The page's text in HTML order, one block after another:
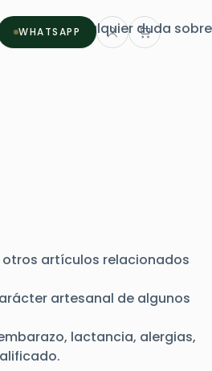
WHATSAPP
Si tienes cualquier duda sobre
artículos relacionados
artesanal de algunos
lactancia, alergias,